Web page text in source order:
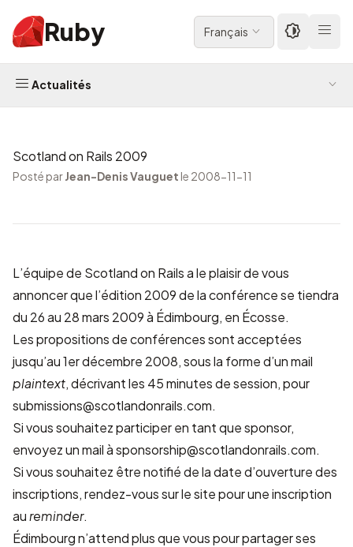
Ruby Français
Actualités
Scotland on Rails 2009
Posté parJean-Denis Vauguet le 2008-11-11
L’équipe de Scotland on Railsa le plaisir de vous
annoncer que l’édition 2009 de la conférence se tiendra
du 26 au 28 mars 2009 à Édimbourg, en Écosse.
Les propositions de conférences sont acceptées
jusqu’au 1er décembre 2008, sous la forme d’un mail
plaintext, décrivant les 45 minutes de session, pour
submissions@scotlandonrails.com.
Si vous souhaitez participer en tant que sponsor,
envoyez un mail àsponsorship@scotlandonrails.com.
Si vous souhaitez être notifié de la date d’ouverture des
inscriptions, rendez-vous sur le site pour une inscription
aureminder.
Édimbourg n’attend plus que vous pour partager ses